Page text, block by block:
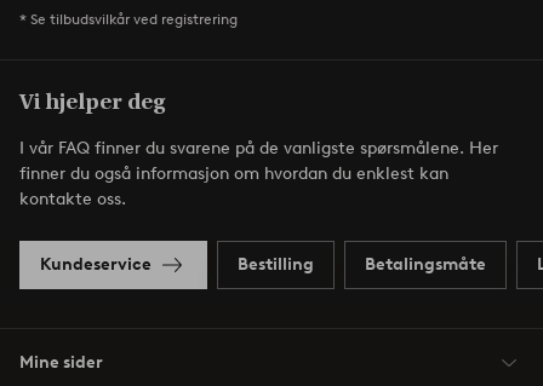
* Se tilbudsvilkår ved registrering
Vi hjelper deg
I vår FAQ finner du svarene på de vanligste spørsmålene. Her
finner du også informasjon om hvordan du enklest kan
kontakte oss.
Kundeservice Bestilling Betalingsmåte
Mine sider